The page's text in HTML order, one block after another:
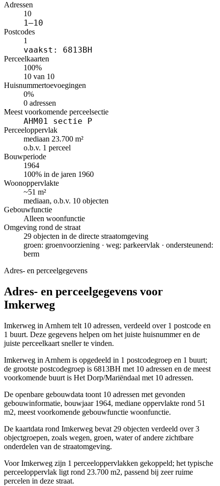
Adressen
10
1–10
Postcodes
1
vaakst: 6813BH
Perceelkaarten
100%
10 van 10
Huisnummertoevoegingen
0%
0 adressen
Meest voorkomende perceelsectie
AHM01 sectie P
Perceeloppervlak
mediaan 23.700 m²
o.b.v. 1 perceel
Bouwperiode
1964
100% in de jaren 1960
Woonoppervlakte
~51 m²
mediaan, o.b.v. 10 objecten
Gebouwfunctie
Alleen woonfunctie
Omgeving rond de straat
29 objecten in de directe straatomgeving
groen: groenvoorziening · weg: parkeervlak · ondersteunend:
berm
Adres- en perceelgegevens
Adres- en perceelgegevens voor
Imkerweg
Imkerweg in Arnhem telt 10 adressen, verdeeld over 1 postcode en
1 buurt. Deze gegevens helpen om het juiste huisnummer en de
juiste perceelkaart sneller te vinden.
Imkerweg in Arnhem is opgedeeld in 1 postcodegroep en 1 buurt;
de grootste postcodegroep is 6813BH met 10 adressen en de meest
voorkomende buurt is Het Dorp/Mariëndaal met 10 adressen.
De openbare gebouwdata toont 10 adressen met gevonden
gebouwinformatie, bouwjaar 1964, mediane oppervlakte rond 51
m2, meest voorkomende gebouwfunctie woonfunctie.
De kaartdata rond Imkerweg bevat 29 objecten verdeeld over 3
objectgroepen, zoals wegen, groen, water of andere zichtbare
onderdelen van de straatomgeving.
Voor Imkerweg zijn 1 perceeloppervlakken gekoppeld; het typische
perceeloppervlak ligt rond 23.700 m2, passend bij zeer ruime
percelen in deze straat.